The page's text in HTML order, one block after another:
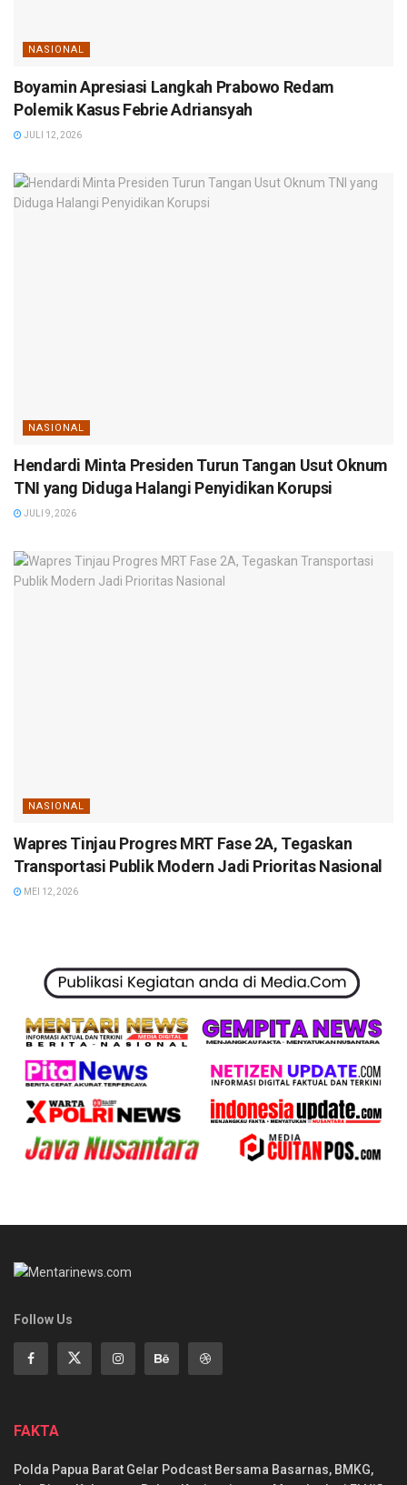
NASIONAL
Boyamin Apresiasi Langkah Prabowo Redam
Polemik Kasus Febrie Adriansyah
JULI 12, 2026
NASIONAL
Hendardi Minta Presiden Turun Tangan Usut Oknum
TNI yang Diduga Halangi Penyidikan Korupsi
JULI 9, 2026
NASIONAL
Wapres Tinjau Progres MRT Fase 2A, Tegaskan
Transportasi Publik Modern Jadi Prioritas Nasional
MEI 12, 2026
Follow Us
FAKTA
Polda Papua Barat Gelar Podcast Bersama Basarnas, BMKG,